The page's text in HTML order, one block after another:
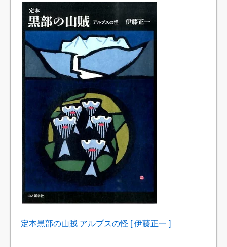
定本黒部の山賊 アルプスの怪 [ 伊藤正一 ]